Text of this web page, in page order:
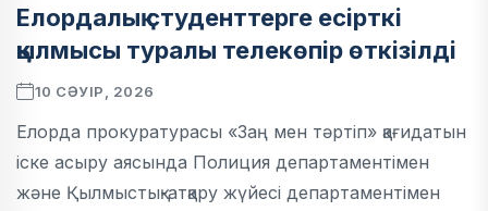
Елордалық студенттерге есірткі
қылмысы туралы телекөпір өткізілді
10 СӘУІР, 2026
Елорда прокуратурасы «Заң мен тәртіп» қағидатын
іске асыру аясында Полиция департаментімен
және Қылмыстық-атқару жүйесі департаментімен